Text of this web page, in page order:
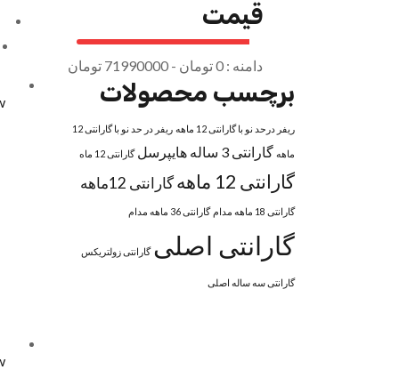
قیمت
دامنه : 0تومان - 71990000 تومان
برچسب محصولات
ریفر درحد نو با گارانتی 12 ماهه ریفر در حد نو با گارانتی 12
ماهه گارانتی 3 ساله هایپرسل گارانتی 12 ماه
گارانتی 12 ماهه گارانتی 12ماهه
گارانتی 18 ماهه مدام گارانتی 36 ماهه مدام
گارانتی اصلی گارانتی زولتریکس
گارانتی سه ساله اصلی